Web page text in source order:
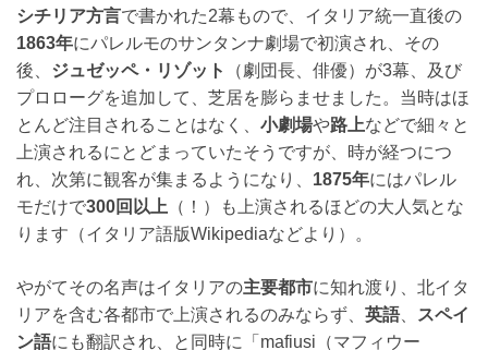
シチリア方言で書かれた2幕もので、イタリア統一直後の
1863年にパレルモのサンタンナ劇場で初演され、その
後、 ジュゼッペ・リゾット
（劇団長、俳優）が3幕、及び
プロローグを追加して、芝居を膨らませました。当時はほ
とんど注目されることはなく、 小劇場や路上などで細々と
上演されるにとどまっていたそうですが、時が経つにつ
れ、次第に観客が集まるようになり、 1875年にはパレル
モだけで300回以上 （！）も上演されるほどの大人気とな
ります（イタリア語版Wikipediaなどより）。
やがてその名声はイタリアの主要都市に知れ渡り、北イタ
リアを含む各都市で上演されるのみならず、 英語、
スペイ
ン語にも翻訳され、と同時に「mafiusi（マフィウー